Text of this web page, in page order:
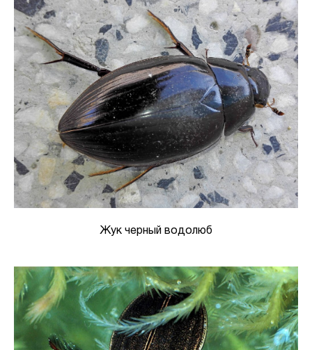
Жук черный водолюб